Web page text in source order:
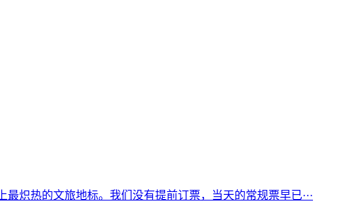
炽热的文旅地标。我们没有提前订票，当天的常规票早已···